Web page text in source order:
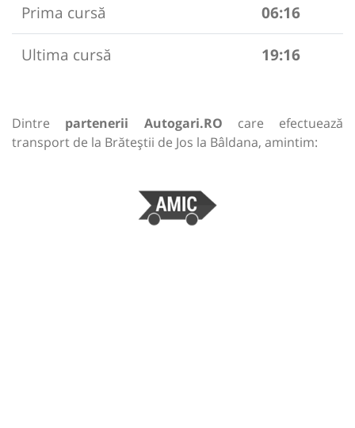
Prima cursă
06:16
Ultima cursă
19:16
Dintre partenerii Autogari.RO care efectuează
transport de la Brăteștii de Jos la Bâldana, amintim: